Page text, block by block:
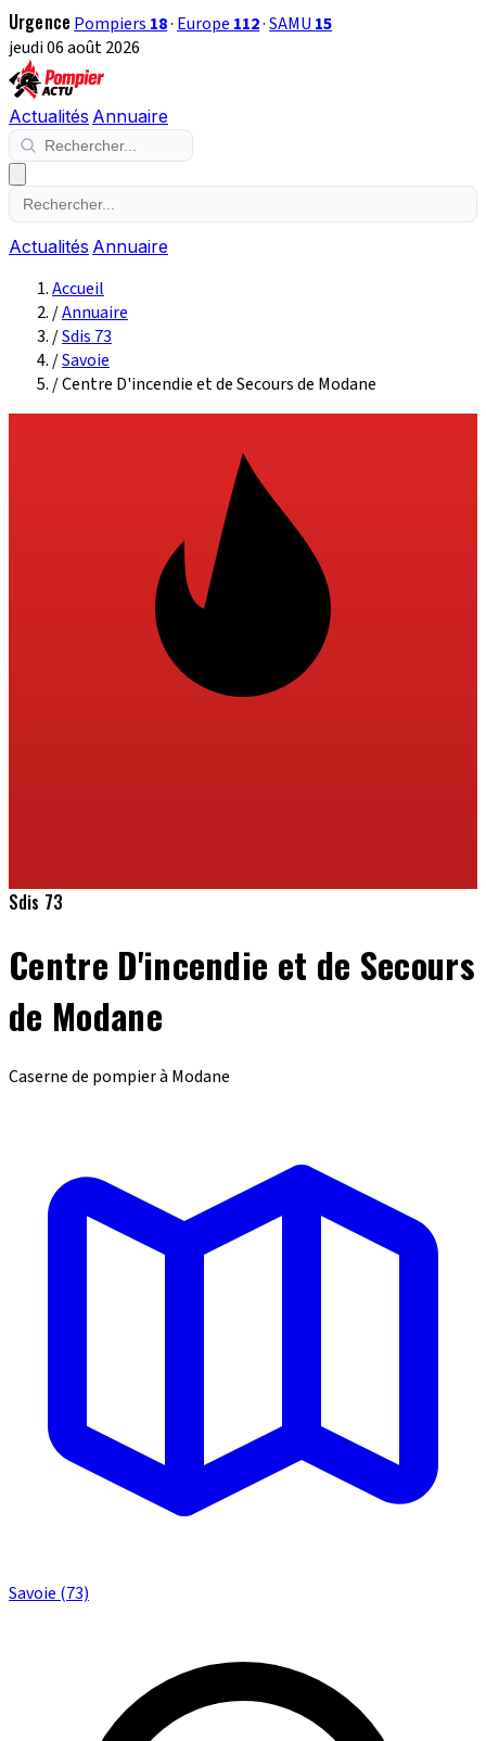
Urgence Pompiers 18· Europe 112·SAMU 15
jeudi 06 août 2026
Actualités Annuaire
Actualités Annuaire
Accueil
/Annuaire
/Sdis 73
/Savoie
/Centre D'incendie et de Secours de Modane
Sdis 73
Centre D'incendie et de Secours
de Modane
Caserne de pompier à Modane
Savoie (73)